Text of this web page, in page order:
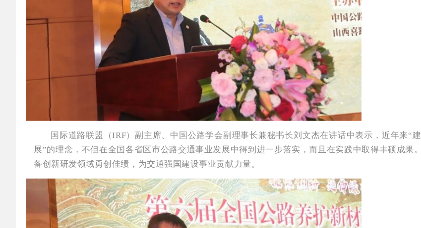
国际道路联盟（IRF）副主席、中国公路学会副理事长兼秘书长刘文杰在讲话中表示，近年来“
展”的理念，不但在全国各省区市公路交通事业发展中得到进一步落实，而且在实践中取得丰硕成果
备创新研发领域勇创佳绩，为交通强国建设事业贡献力量。